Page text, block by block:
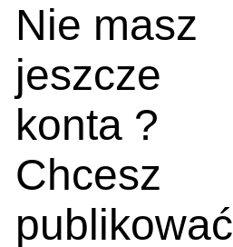
Nie masz
jeszcze
konta ?
Chcesz
publikować